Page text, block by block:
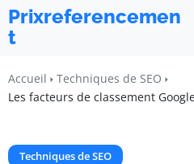
Prixreferencemen
t
Accueil
Techniques de SEO
Les facteurs de classement
Techniques de SEO